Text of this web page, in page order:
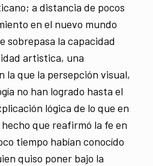
a distancia de pocos
en el nuevo mundo
sobrepasa la capacidad
artistica, una
la que la persepción visual,
no han logrado hasta el
lógica de lo que en
que reafirmó la fe en
tiempo habían conocído
quiso poner bajo la